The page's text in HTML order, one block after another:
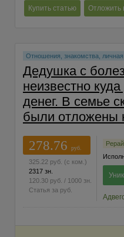
Купить статью Отложить
Отношения, знакомства, личная
Дедушка с
неизвестно
денег. В семье
были отложены
278.76
руб.
325.22 руб. (с ком.)
2317 зн.
120.30 руб. / 1000 зн.
Статья за руб.